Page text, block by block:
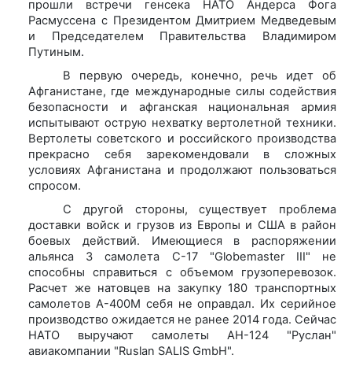
прошли встречи генсека НАТО Андерса Фога
Расмуссена с Президентом Дмитрием Медведевым
и Председателем Правительства Владимиром
Путиным.
В первую очередь, конечно, речь идет об
Афганистане, где международные силы содействия
безопасности и афганская национальная армия
испытывают острую нехватку вертолетной техники.
Вертолеты советского и российского производства
прекрасно себя зарекомендовали в сложных
условиях Афганистана и продолжают пользоваться
спросом.
С другой стороны, существует проблема
доставки войск и грузов из Европы и США в район
боевых действий. Имеющиеся в распоряжении
альянса 3 самолета С-17 "Globеmaster III" не
способны справиться с объемом грузоперевозок.
Расчет же натовцев на закупку 180 транспортных
самолетов А-400М себя не оправдал. Их серийное
производство ожидается не ранее 2014 года. Сейчас
НАТО выручают самолеты АН-124 "Руслан"
авиакомпании "Ruslan SALIS GmbH".